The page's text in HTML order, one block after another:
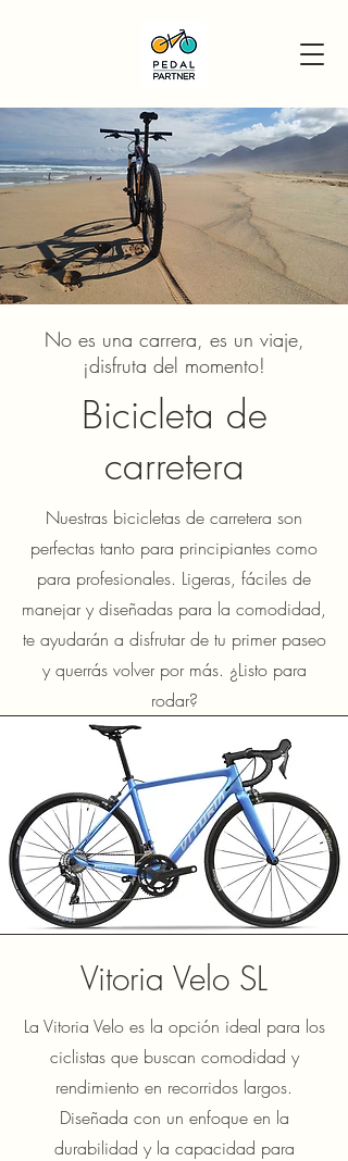
No es una carrera, es un viaje,
¡disfruta del momento!
Bicicleta de
carretera
Nuestras bicicletas de carretera son
perfectas tanto para principiantes como
para profesionales. Ligeras, fáciles de
manejar y diseñadas para la comodidad,
te ayudarán a disfrutar de tu primer paseo
y querrás volver por más. ¿Listo para
rodar?
Vitoria Velo SL
La Vitoria Velo es la opción ideal para los
ciclistas que buscan comodidad y
rendimiento en recorridos largos.
Diseñada con un enfoque en la
durabilidad y la capacidad para